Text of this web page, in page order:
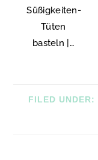
Süßigkeiten-
Tüten
basteln |…
FILED UNDER: